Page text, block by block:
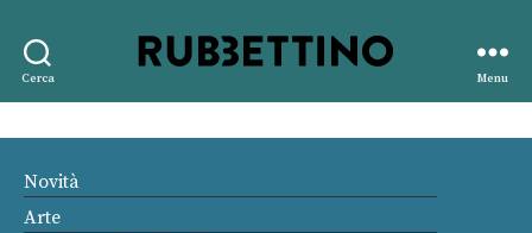
Cerca
editore
Menu
Novità
Arte